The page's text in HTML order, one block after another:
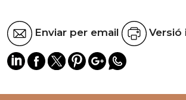
Enviar per email Versió